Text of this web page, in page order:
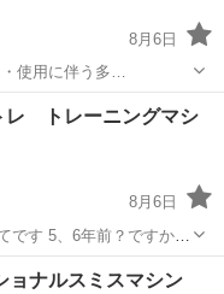
8月6日
・使用に伴う多…
ニング
8月6日
です 5、6年前？ですか
ング用にと購入しまし
舞い込んだのかわからず
ョナルスミスマシン